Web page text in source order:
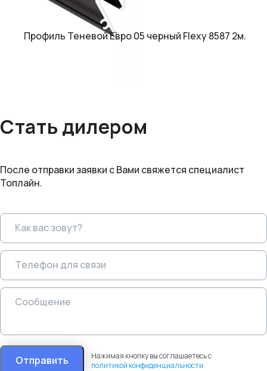
Профиль Теневой Евро 05 черный Flexy 8587 2м.
Стать дилером
После отправки заявки с Вами свяжется специалист
Топлайн.
Отправить
Нажимая кнопку вы соглашаетесь с
политикой конфиденциальности